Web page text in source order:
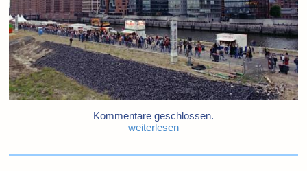
Kommentare geschlossen.
weiterlesen